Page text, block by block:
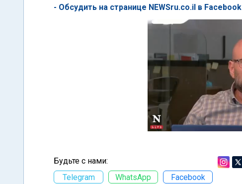
- Обсудить на странице NEWSru.co.il в Facebook
Будьте с нами:
Telegram
WhatsApp Facebook